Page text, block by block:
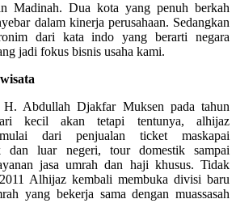
Madinah. Dua kota yang penuh berkah
dalam kinerja perusahaan. Sedangkan
dari kata indo yang berarti negara
jadi fokus bisnis usaha kami.
Abdullah Djakfar Muksen pada tahun
kecil akan tetapi tentunya, alhijaz
dari penjualan ticket maskapai
dan luar negeri, tour domestik sampai
jasa umrah dan haji khusus. Tidak
Alhijaz kembali membuka divisi baru
yang bekerja sama dengan muassasah